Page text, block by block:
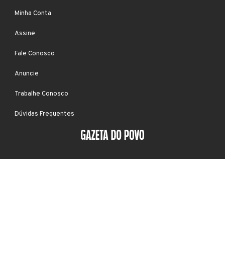
Minha Conta
Assine
Fale Conosco
Anuncie
Trabalhe Conosco
Dúvidas Frequentes